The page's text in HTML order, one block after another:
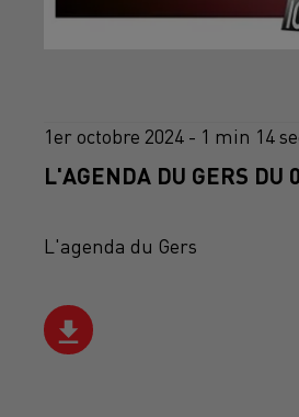
1er octobre 2024 - 1 min 14
L'AGENDA DU GERS DU
L'agenda du Gers